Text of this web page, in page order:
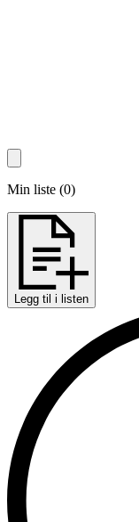
Min liste (0)
Legg til i listen